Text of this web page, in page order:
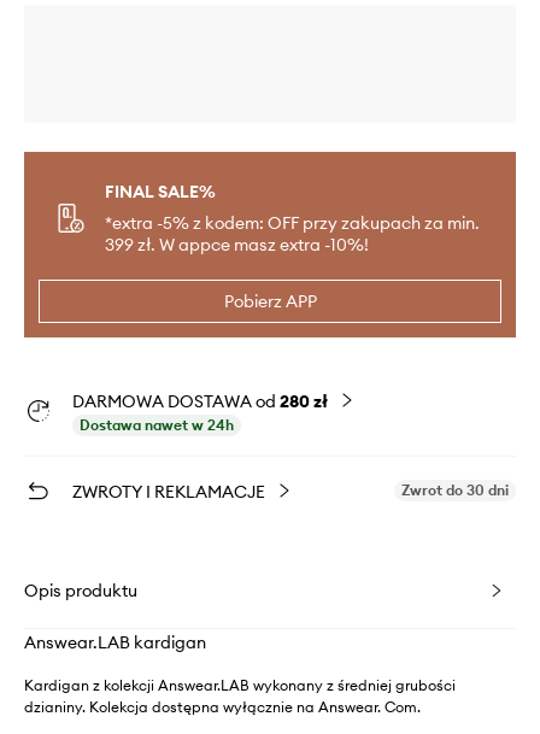
FINAL SALE%
*extra -5% z kodem: OFF przy zakupach za min.
399 zł. W appce masz extra -10%!
Pobierz APP
DARMOWA DOSTAWA od 280 zł
Dostawa nawet w 24h
ZWROTY I REKLAMACJE Zwrot do 30 dni
Opis produktu
Answear.LAB kardigan
Kardigan z kolekcji Answear.LAB wykonany z średniej grubości
dzianiny. Kolekcja dostępna wyłącznie na Answear. Com.